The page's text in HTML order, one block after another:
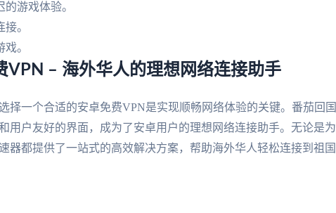
游戏体验。
。
。
VPN – 海外华人的理想网络连接助手
择一个合适的安卓免费VPN是实现顺畅网络体验的关键。番茄回国
用户友好的界面，成为了安卓用户的理想网络连接助手。无论是为
器都提供了一站式的高效解决方案，帮助海外华人轻松连接到祖国